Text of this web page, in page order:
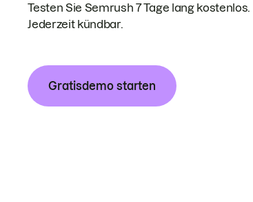
Testen Sie Semrush 7 Tage lang kostenlos.
Jederzeit kündbar.
Gratisdemo starten